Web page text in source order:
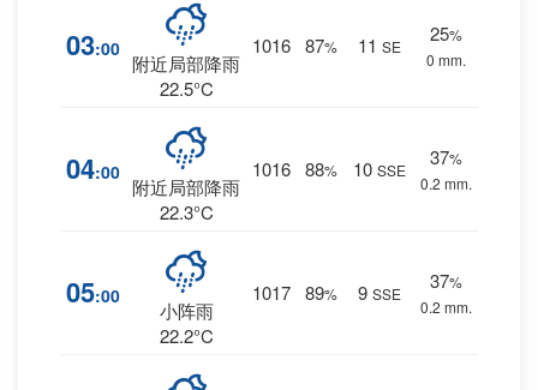
03:00
附近局部降雨
22.5°C
1016 87% 11 SE
25%
0 mm.
04:00
附近局部降雨
22.3°C
1016 88% 10 SSE
37%
0.2 mm.
05:00
小阵雨
22.2°C
1017 89% 9 SSE
37%
0.2 mm.